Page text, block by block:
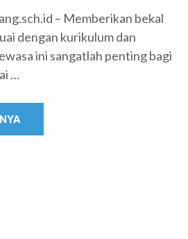
– Memberikan bekal
dengan kurikulum dan
ini sangatlah penting bagi
…